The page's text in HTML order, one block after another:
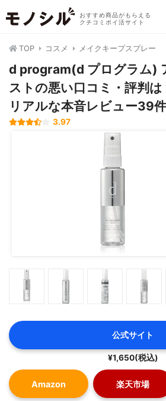
おすすめ商品がもらえる
クチコミポイ活サイト
TOP コスメ メイクキープスプレー
d program(d プログラム)
ストの悪い口コミ・評判は
リアルな本音レビュー39件
3.97
公式サイト
¥1,650(税込)
Amazon 楽天市場